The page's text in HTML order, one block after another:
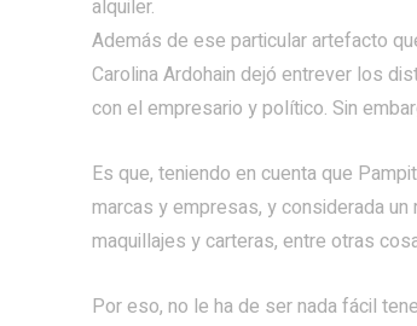
alquiler.
Además de ese particular artefacto
Carolina Ardohain dejó entrever los
con el empresario y político. Sin
Es que, teniendo en cuenta que
marcas y empresas, y considerada
maquillajes y carteras, entre otras
Por eso, no le ha de ser nada fácil